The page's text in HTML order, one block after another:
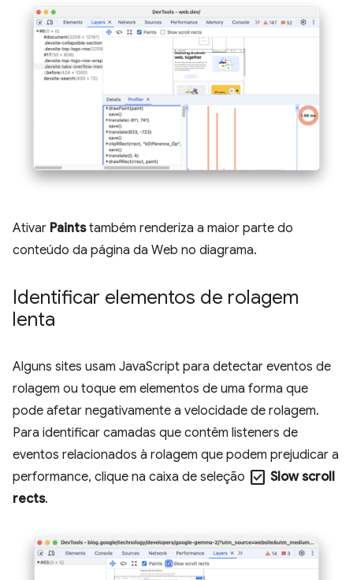
Ativar Paintstambém renderiza a maior parte do
conteúdo da página da Web no diagrama.
Identificar elementos de rolagem
lenta
Alguns sites usam JavaScript para detectar eventos de
rolagem ou toque em elementos de uma forma que
pode afetar negativamente a velocidade de rolagem.
Para identificar camadas que contêm listeners de
eventos relacionados à rolagem que podem prejudicar a
performance, clique na caixa de seleção check_box Slow scroll
rects.